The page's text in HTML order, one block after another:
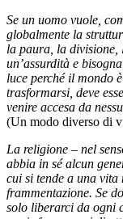
Se un uomo vuole,
globalmente la
la paura, la divisione,
un’assurdità e
luce perché il mondo
trasformarsi, deve
venire accesa da
(Un modo diverso di
La religione – nel
abbia in sé alcun
cui si tende a una
frammentazione. Se
solo liberarci da ogni